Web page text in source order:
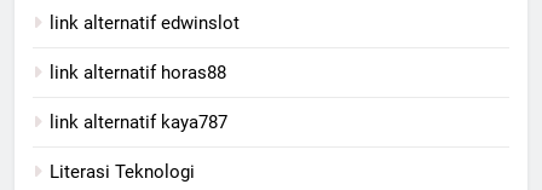
link alternatif edwinslot
link alternatif horas88
link alternatif kaya787
Literasi Teknologi